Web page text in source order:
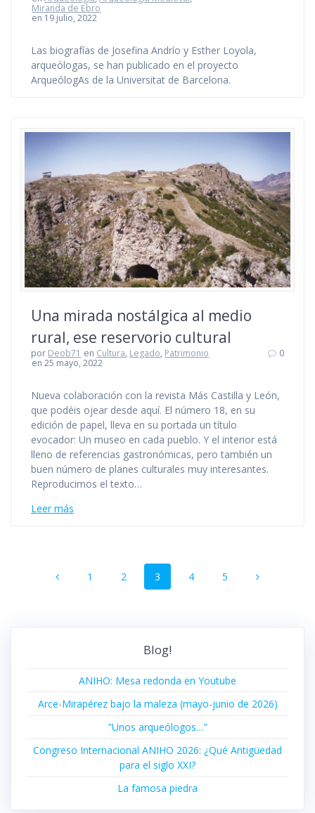
Miranda de Ebro
en 19 julio, 2022
Las biografías de Josefina Andrío y Esther Loyola,
arqueólogas, se han publicado en el proyecto
ArqueólogAs de la Universitat de Barcelona.
Una mirada nostálgica al medio
rural, ese reservorio cultural
por Deob71 en Cultura, Legado, Patrimonio
en 25 mayo, 2022
0
Nueva colaboración con la revista Más Castilla y León,
que podéis ojear desde aquí. El número 18, en su
edición de papel, lleva en su portada un título
evocador: Un museo en cada pueblo. Y el interior está
lleno de referencias gastronómicas, pero también un
buen número de planes culturales muy interesantes.
Reproducimos el texto…
Leer más
Navegación
Página
1 Página
2 Página
3 Página
4 Página
5
Blog!
ANIHO: Mesa redonda en Youtube
Arce-Mirapérez bajo la maleza (mayo-junio de 2026)
”Unos arqueólogos…”
Congreso Internacional ANIHO 2026: ¿Qué Antigüedad
para el siglo XXI?
La famosa piedra